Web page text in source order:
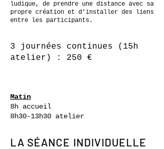
ludique, de prendre une distance avec sa
propre création et d'installer des liens
entre les participants.
3 journées continues (15h
atelier) : 250 €
Matin
8h accueil
8h30-13h30 atelier
LA SÉANCE INDIVIDUELLE